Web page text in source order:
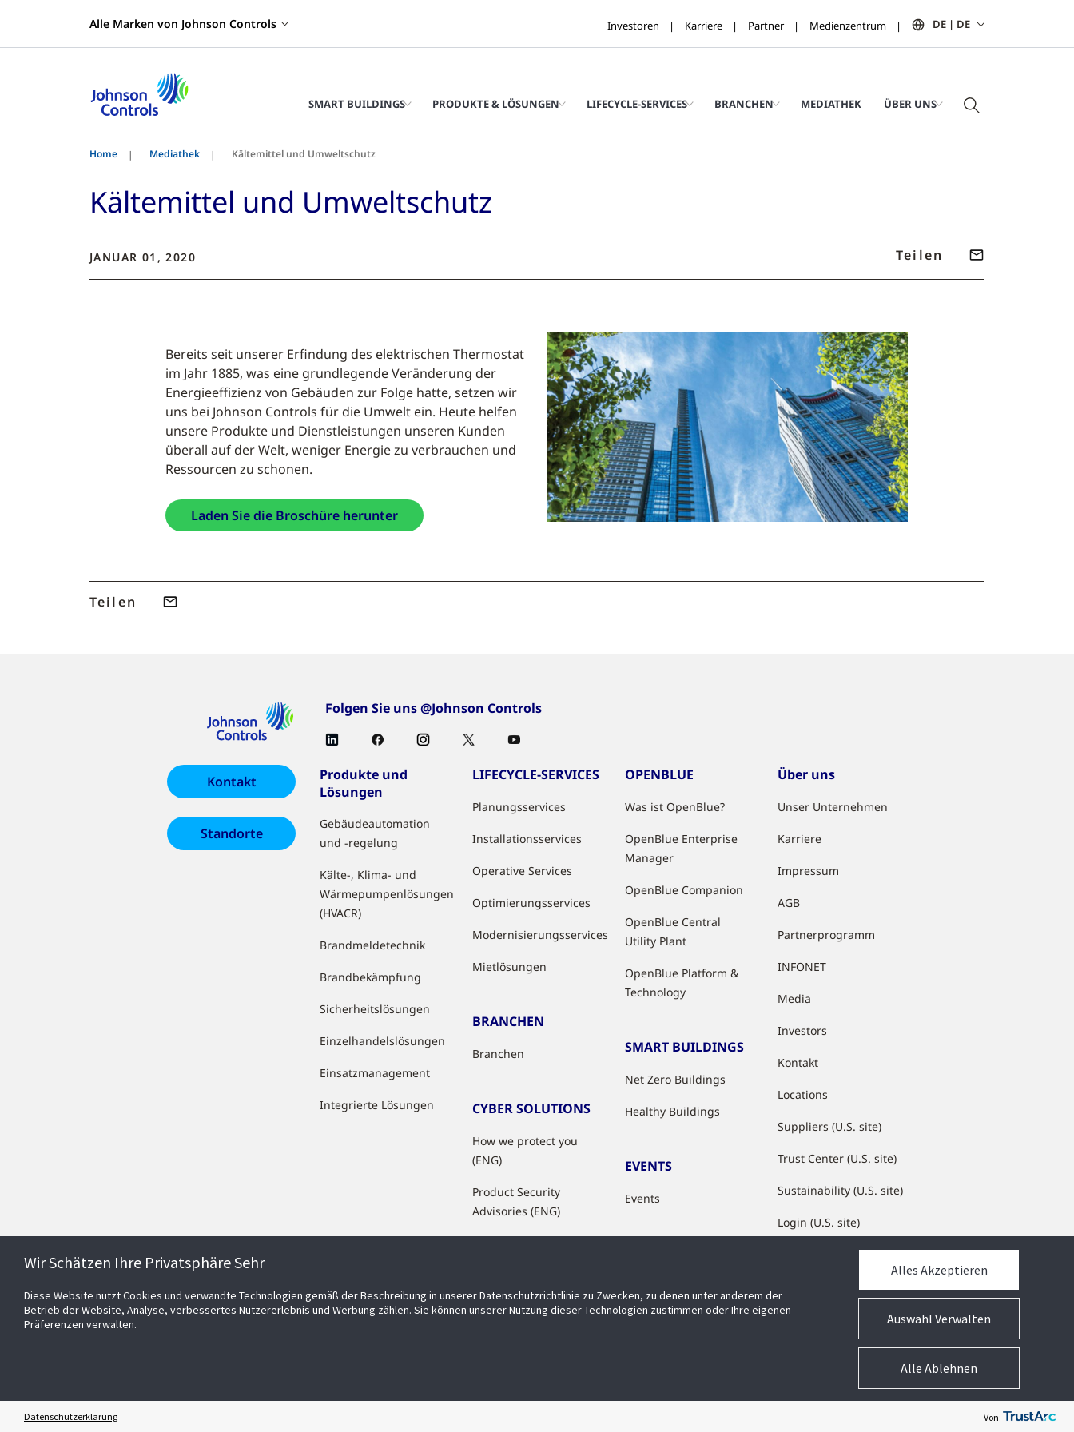
Alle Marken von Johnson Controls Investoren Karriere Partner Medienzentrum DE | DE
SMART BUILDINGS PRODUKTE & LÖSUNGEN LIFECYCLE-SERVICES BRANCHEN MEDIATHEK ÜBER UNS
Home Mediathek Kältemittel und Umweltschutz
Kältemittel und Umweltschutz
JANUAR 01, 2020 Teilen
Bereits seit unserer Erfindung des elektrischen Thermostat
im Jahr 1885, was eine grundlegende Veränderung der
Energieeffizienz von Gebäuden zur Folge hatte, setzen wir
uns bei Johnson Controls für die Umwelt ein. Heute helfen
unsere Produkte und Dienstleistungen unseren Kunden
überall auf der Welt, weniger Energie zu verbrauchen und
Ressourcen zu schonen.
Laden Sie die Broschüre herunter
Teilen
Folgen Sie uns @Johnson Controls
Kontakt
Standorte
Produkte und
Lösungen
Gebäudeautomation
und -regelung
Kälte-, Klima- und
Wärmepumpenlösungen
(HVACR)
Brandmeldetechnik
Brandbekämpfung
Sicherheitslösungen
Einzelhandelslösungen
Einsatzmanagement
Integrierte Lösungen
LIFECYCLE-SERVICES
Planungsservices
Installationsservices
Operative Services
Optimierungsservices
Modernisierungsservices
Mietlösungen
BRANCHEN
Branchen
CYBER SOLUTIONS
How we protect you
(ENG)
Product Security
Advisories (ENG)
OPENBLUE
Was ist OpenBlue?
OpenBlue Enterprise
Manager
OpenBlue Companion
OpenBlue Central
Utility Plant
OpenBlue Platform &
Technology
SMART BUILDINGS
Net Zero Buildings
Healthy Buildings
EVENTS
Events
Über uns
Unser Unternehmen
Karriere
Impressum
AGB
Partnerprogramm
INFONET
Media
Investors
Kontakt
Locations
Suppliers (U.S. site)
Trust Center (U.S. site)
Sustainability (U.S. site)
Login (U.S. site)
Mediathek
© 2026 Johnson Controls Inc. All rights reserved.
Wir Schätzen Ihre Privatsphäre Sehr
Diese Website nutzt Cookies und verwandte Technologien gemäß der Beschreibung in unserer Datenschutzrichtlinie zu Zwecken, zu denen unter anderem der
Betrieb der Website, Analyse, verbessertes Nutzererlebnis und Werbung zählen. Sie können unserer Nutzung dieser Technologien zustimmen oder Ihre eigenen
Präferenzen verwalten.
Auswahl Verwalten
Alles Akzeptieren
Alle Ablehnen
Datenschutzerklärung Von:
Impressum